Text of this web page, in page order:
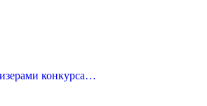
конкурса…